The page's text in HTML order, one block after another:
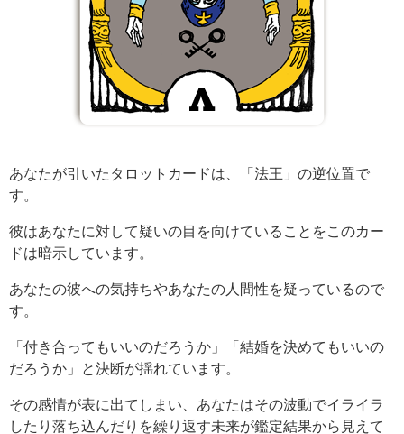
あなたが引いたタロットカードは、「法王」の逆位置で
す。
彼はあなたに対して疑いの目を向けていることをこのカー
ドは暗示しています。
あなたの彼への気持ちやあなたの人間性を疑っているので
す。
「付き合ってもいいのだろうか」「結婚を決めてもいいの
だろうか」と決断が揺れています。
その感情が表に出てしまい、あなたはその波動でイライラ
したり落ち込んだりを繰り返す未来が鑑定結果から見えて